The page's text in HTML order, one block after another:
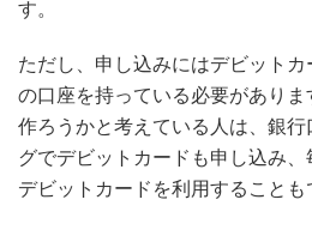
す。
ただし、申し込みにはデビット
の口座を持っている必要があり
作ろうかと考えている人は、銀
グでデビットカードも申し込み
デビットカードを利用することも